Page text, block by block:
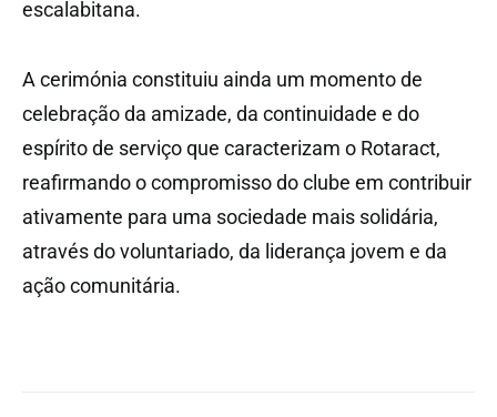
escalabitana.
A cerimónia constituiu ainda um momento de
celebração da amizade, da continuidade e do
espírito de serviço que caracterizam o Rotaract,
reafirmando o compromisso do clube em contribuir
ativamente para uma sociedade mais solidária,
através do voluntariado, da liderança jovem e da
ação comunitária.